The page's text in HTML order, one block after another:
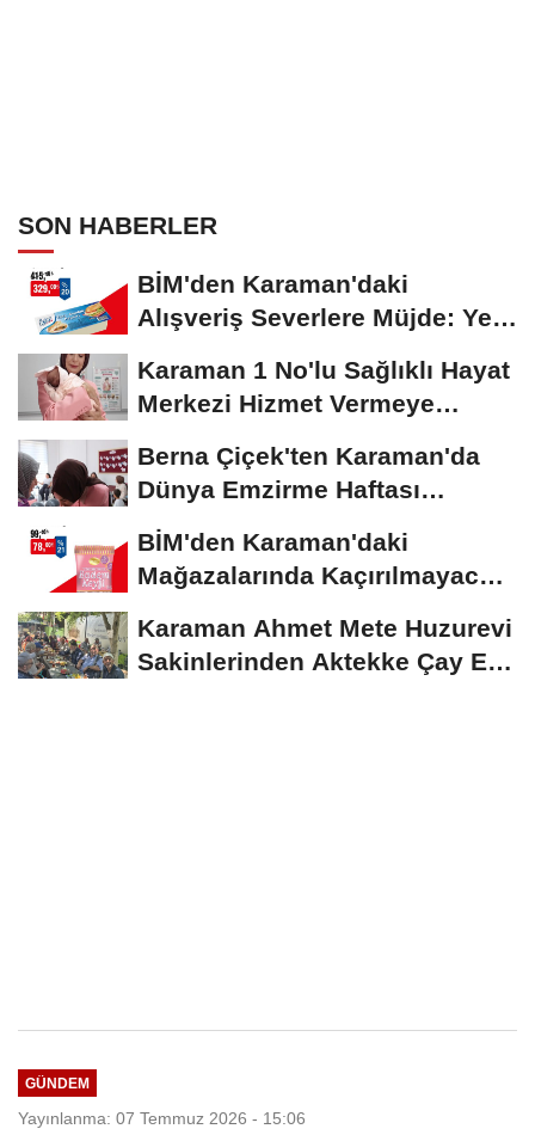
SON HABERLER
BİM'den Karaman'daki
Alışveriş Severlere Müjde: Yeni
Karaman 1 No'lu Sağlıklı Hayat
Merkezi Hizmet Vermeye
Berna Çiçek'ten Karaman'da
Dünya Emzirme Haftası
Etkinliğine Ziyaret
BİM'den Karaman'daki
Mağazalarında Kaçırılmayacak
Karaman Ahmet Mete Huzurevi
Sakinlerinden Aktekke Çay Evi
GÜNDEM
Yayınlanma: 07 Temmuz 2026 - 15:06